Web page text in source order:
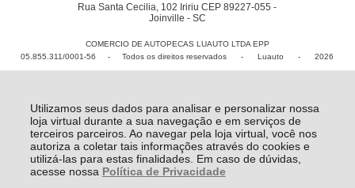
Utilizamos seus dados para analisar e personalizar nossa
loja virtual durante a sua navegação e em serviços de
terceiros parceiros. Ao navegar pela loja virtual, você nos
autoriza a coletar tais informações através do cookies e
utilizá-las para estas finalidades. Em caso de dúvidas,
acesse nossa Política de Privacidade
Rua Santa Cecilia, 102 Iririu CEP 89227-055 -
Joinville - SC
COMERCIO DE AUTOPECAS LUAUTO LTDA EPP
05.855.311/0001-56 - Todos os direitos reservados
- Luauto - 2026